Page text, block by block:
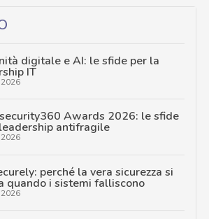
digitale e AI: le sfide per la
IT
Awards 2026: le sfide
antifragile
perché la vera sicurezza si
quando i sistemi falliscono